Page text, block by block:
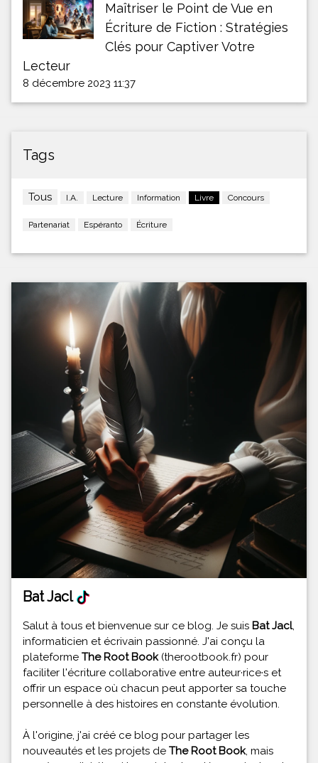
Maîtriser le Point de Vue en
Écriture de Fiction : Stratégies
Clés pour Captiver Votre
Lecteur
8 décembre 2023 11:37
Tags
Tous I.A. Lecture Information Livre Concours
Partenariat Espéranto Écriture
Bat Jacl
Salut à tous et bienvenue sur ce blog. Je suis Bat Jacl,
informaticien et écrivain passionné. J'ai conçu la
plateforme The Root Book(therootbook.fr) pour
faciliter l'écriture collaborative entre auteur·rice·s et
offrir un espace où chacun peut apporter sa touche
personnelle à des histoires en constante évolution.
À l'origine, j'ai créé ce blog pour partager les
nouveautés et les projets de The Root Book, mais